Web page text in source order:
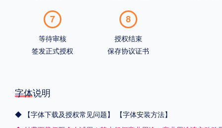
7
等待审核
签发正式授权
8
授权结束
保存协议证书
字体说明
◆ 【字体下载及授权常见问题】
【字体安装方法】